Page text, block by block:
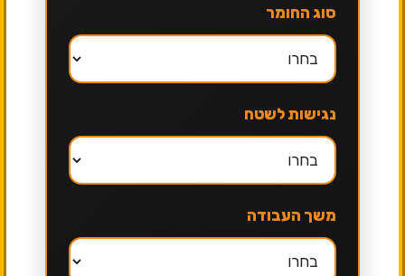
סוג החומר
נגישות לשטח
משך העבודה